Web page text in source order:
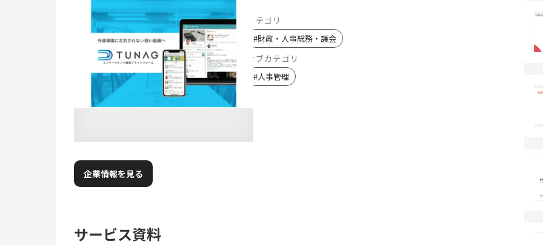
カテゴリ
#財政・人事総務・議会
サブカテゴリ
#人事管理
企業情報を見る
サービス資料